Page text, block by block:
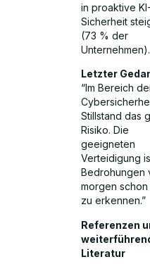
in proaktive KI-
Sicherheit
(73 % der
Unternehmen).
Letzter
“Im Bereich
Stillstand das
Risiko. Die
geeigneten
Verteidigung
Bedrohungen
morgen
zu erkennen.”
Referenzen
Literatur